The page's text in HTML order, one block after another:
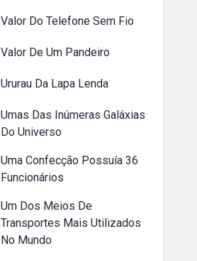
Valor Do Telefone Sem Fio
Valor De Um Pandeiro
Ururau Da Lapa Lenda
Umas Das Inúmeras Galáxias
Do Universo
Uma Confecção Possuía 36
Funcionários
Um Dos Meios De
Transportes Mais Utilizados
No Mundo